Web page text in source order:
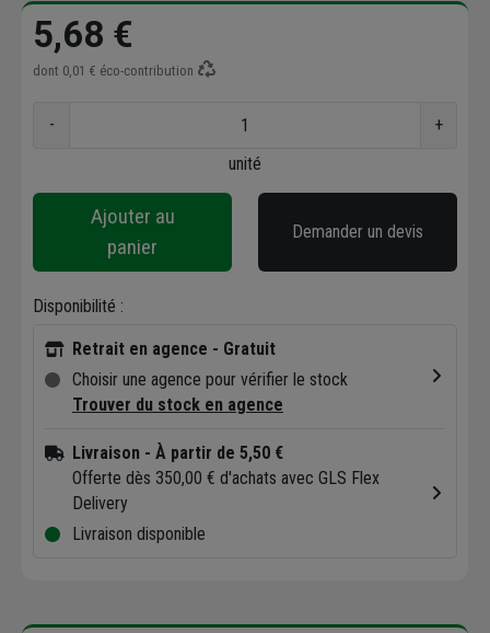
5,68 €
dont 0,01 € éco-contribution
-
+
unité
Ajouter au
panier
Demander un devis
Disponibilité :
Retrait en agence - Gratuit
Choisir une agence pour vérifier le stock
Trouver du stock en agence
Livraison - À partir de 5,50 €
Offerte dès 350,00 € d'achats avec GLS Flex
Delivery
Livraison disponible